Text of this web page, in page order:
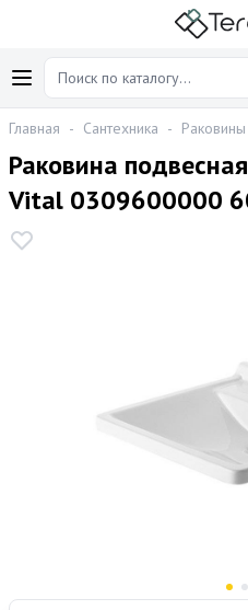
Главная - Сантехника - Раковины
Раковина
Vital 0309600000